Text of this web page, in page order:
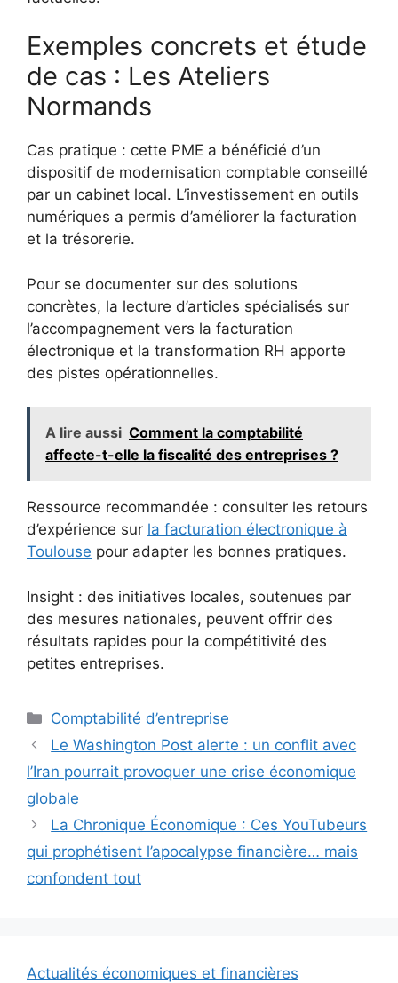
Exemples concrets et étude
de cas : Les Ateliers
Normands
Cas pratique : cette PME a bénéficié d’un
dispositif de modernisation comptable conseillé
par un cabinet local. L’investissement en outils
numériques a permis d’améliorer la facturation
et la trésorerie.
Pour se documenter sur des solutions
concrètes, la lecture d’articles spécialisés sur
l’accompagnement vers la facturation
électronique et la transformation RH apporte
des pistes opérationnelles.
A lire aussi Comment la comptabilité
affecte-t-elle la fiscalité des entreprises ?
Ressource recommandée : consulter les retours
d’expérience sur la facturation électronique à
Toulouse pour adapter les bonnes pratiques.
Insight : des initiatives locales, soutenues par
des mesures nationales, peuvent offrir des
résultats rapides pour la compétitivité des
petites entreprises.
Catégories
Comptabilité d’entreprise
Le Washington Post alerte : un conflit avec
l’Iran pourrait provoquer une crise économique
globale
La Chronique Économique : Ces YouTubeurs
qui prophétisent l’apocalypse financière… mais
confondent tout
Actualités économiques et financières